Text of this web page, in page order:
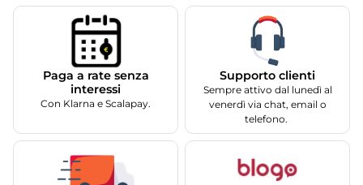
Paga a rate senza
interessi
Con Klarna e Scalapay.
Supporto clienti
Sempre attivo dal lunedì al
venerdì via chat, email o
telefono.